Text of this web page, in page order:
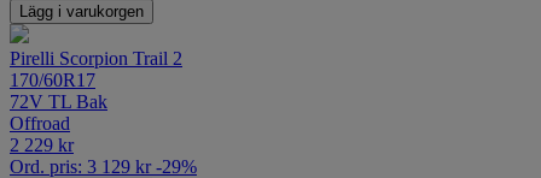
Lägg i varukorgen
Pirelli Scorpion Trail 2
170/60R17
72V TL Bak
Offroad
2 229 kr
Ord. pris: 3 129 kr -29%